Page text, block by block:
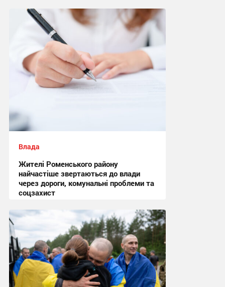
08:05 сьогодні
Влада
Жителі Роменського району
найчастіше звертаються до влади
через дороги, комунальні проблеми та
соцзахист